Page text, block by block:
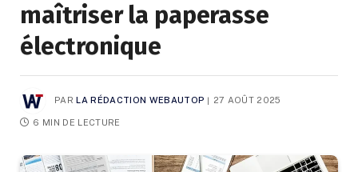
maîtriser la paperasse
électronique
PAR LA RÉDACTION WEBAUTOP 27 AOÛT 2025
6 MIN DE LECTURE